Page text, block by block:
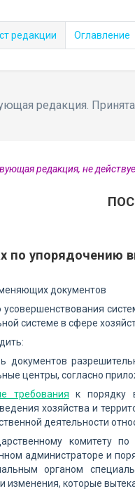
редакции Оглавление
редакция.
редакция, не
по упорядочению
документов
системе в сфере
документов
центры, согласно
требования к порядку
хозяйства и
деятельности
комитету
администраторе и
органом
изменения, которые